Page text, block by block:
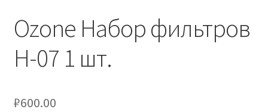
Ozone Набор фильтров
H-07 1 шт.
₽600.00